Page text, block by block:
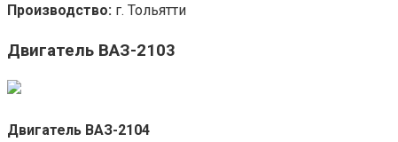
Производство: г. Тольятти
Двигатель ВАЗ-2103
Двигатель ВАЗ-2104